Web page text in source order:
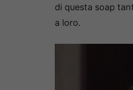
di questa soap
a loro.